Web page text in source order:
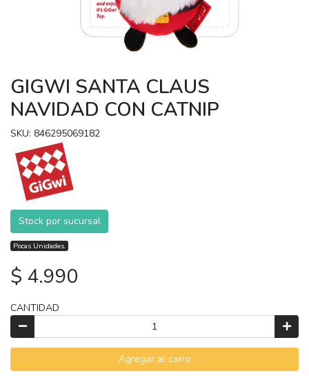
GIGWI SANTA CLAUS
NAVIDAD CON CATNIP
SKU: 846295069182
Stock por sucursal
Pocas Unidades.
$ 4.990
CANTIDAD
Agregar al carro